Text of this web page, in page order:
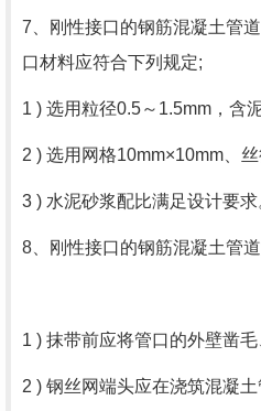
7、刚性接口的钢筋混凝土管
口材料应符合下列规定;
1 ) 选用粒径0.5～1.5mm，含
2 ) 选用网格10mm×10mm、
3 ) 水泥砂浆配比满足设计要求
8、刚性接口的钢筋混凝土管
1 ) 抹带前应将管口的外壁凿毛
2 ) 钢丝网端头应在浇筑混凝